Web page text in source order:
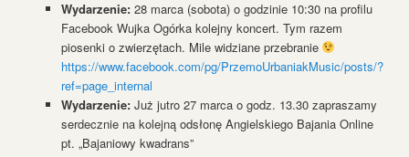
Wydarzenie:28 marca (sobota) o godzinie 10:30 na profilu
Facebook Wujka Ogórka kolejny koncert. Tym razem
piosenki o zwierzętach. Mile widziane przebranie
https://www.facebook.com/pg/PrzemoUrbaniakMusic/posts/?
ref=page_internal
Wydarzenie:Już jutro 27 marca o godz. 13.30 zapraszamy
serdecznie na kolejną odsłonę Angielskiego Bajania Online
pt. „Bajaniowy kwadrans”